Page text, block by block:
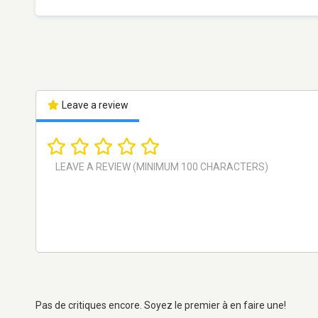
Leave a review
Pas de critiques encore. Soyez le premier à en faire une!